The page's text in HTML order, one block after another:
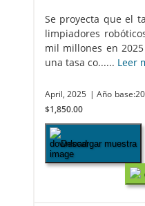
Se proyecta que el
limpiadores
mil millones en
una tasa co...... Leer
April, 2025 | Año
$1,850.00
Descargar muestra